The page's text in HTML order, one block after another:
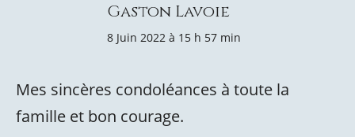
Gaston Lavoie
8 Juin 2022 à 15 h 57 min
Mes sincères condoléances à toute la
famille et bon courage.